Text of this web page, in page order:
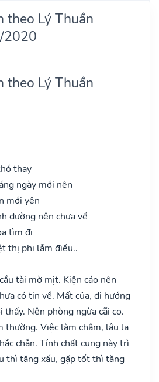
theo Lý Thuần
2020
theo Lý Thuần
thay
ngày mới nên
mới yên
đường nên chưa về
tìm đi
thị phi lắm điều..
tài mờ mịt. Kiện cáo nên
có tin về. Mất của, đi hướng
Nên phòng ngừa cãi cọ.
thường. Việc làm chậm, lâu la
chắn. Tính chất cung này trì
thì tăng xấu, gặp tốt thì tăng